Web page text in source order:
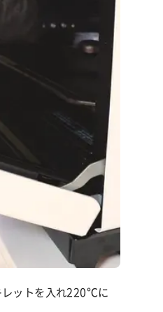
ットを入れ220℃に